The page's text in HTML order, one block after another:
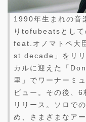
1990年生まれの音
りtofubeatsとして
feat.オノマトペ大
st decade」をリリ
カルに迎えた「
里」でワーナーミ
ビュー。その後、
リリース。ソロで
め、さまざまなア